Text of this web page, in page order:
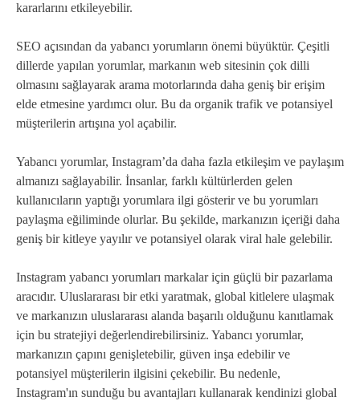
kararlarını etkileyebilir.
SEO açısından da yabancı yorumların önemi büyüktür. Çeşitli
dillerde yapılan yorumlar, markanın web sitesinin çok dilli
olmasını sağlayarak arama motorlarında daha geniş bir erişim
elde etmesine yardımcı olur. Bu da organik trafik ve potansiyel
müşterilerin artışına yol açabilir.
Yabancı yorumlar, Instagram’da daha fazla etkileşim ve paylaşım
almanızı sağlayabilir. İnsanlar, farklı kültürlerden gelen
kullanıcıların yaptığı yorumlara ilgi gösterir ve bu yorumları
paylaşma eğiliminde olurlar. Bu şekilde, markanızın içeriği daha
geniş bir kitleye yayılır ve potansiyel olarak viral hale gelebilir.
Instagram yabancı yorumları markalar için güçlü bir pazarlama
aracıdır. Uluslararası bir etki yaratmak, global kitlelere ulaşmak
ve markanızın uluslararası alanda başarılı olduğunu kanıtlamak
için bu stratejiyi değerlendirebilirsiniz. Yabancı yorumlar,
markanızın çapını genişletebilir, güven inşa edebilir ve
potansiyel müşterilerin ilgisini çekebilir. Bu nedenle,
Instagram'ın sunduğu bu avantajları kullanarak kendinizi global